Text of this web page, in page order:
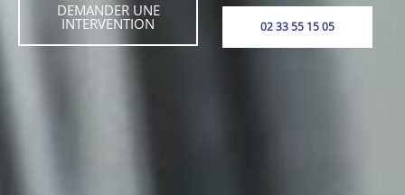
DEMANDER UNE
INTERVENTION 02 33 55 15 05